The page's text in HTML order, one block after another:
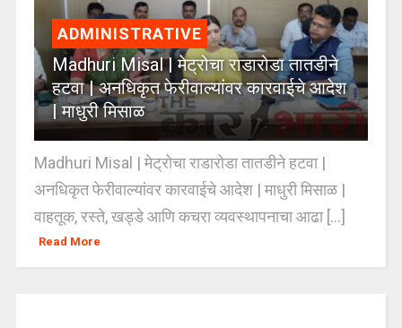
ADMINISTRATIVE
Madhuri Misal | मेट्रोचा राडारोडा तातडीने
हटवा | अनधिकृत फेरीवाल्यांवर कारवाईचे आदेश
| माधुरी मिसाळ
Madhuri Misal | मेट्रोचा राडारोडा तातडीने हटवा |
अनधिकृत फेरीवाल्यांवर कारवाईचे आदेश | माधुरी मिसाळ |
वाहतूक, रस्ते, खड्डे आणि कचरा व्यवस्थापनाचा आढा [...]
Read More